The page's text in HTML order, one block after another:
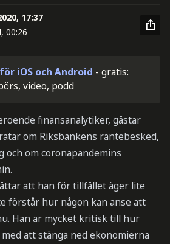
17:37
00:26
iOS och Android - gratis:
video, podd
finansanalytiker, gästar
om Riksbankens räntebesked,
och om coronapandemins
att han för tillfället äger lite
förstår hur någon kan anse att
Han är mycket kritisk till hur
att stänga ned ekonomierna